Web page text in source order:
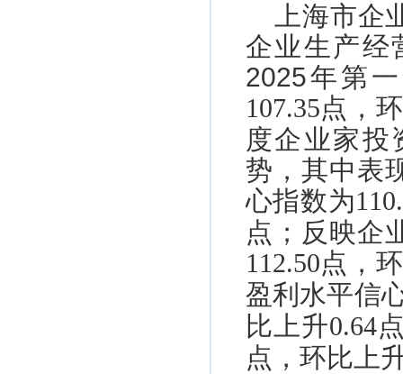
上海市
企业生产经
2025年第
107.35点，
度企业家投
势，其中表
心指数为
点；反映企
112.50点，
盈利水平信
比上升0.64
点，环比上